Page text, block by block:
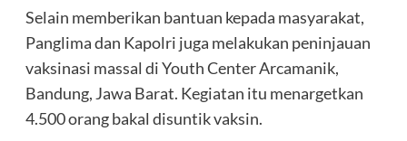
Selain memberikan bantuan kepada masyarakat,
Panglima dan Kapolri juga melakukan peninjauan
vaksinasi massal di Youth Center Arcamanik,
Bandung, Jawa Barat. Kegiatan itu menargetkan
4.500 orang bakal disuntik vaksin.